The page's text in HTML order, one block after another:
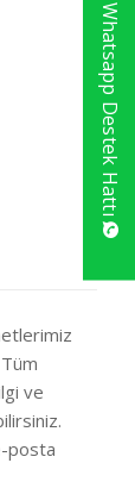
ve
posta
Whatsapp Destek Hattı